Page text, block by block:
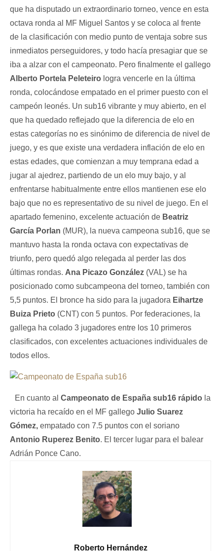
que ha disputado un extraordinario torneo, vence en esta
octava ronda al MF Miguel Santos y se coloca al frente
de la clasificación con medio punto de ventaja sobre sus
inmediatos perseguidores, y todo hacía presagiar que se
iba a alzar con el campeonato. Pero finalmente el gallego
Alberto Portela Peleteiro logra vencerle en la última
ronda, colocándose empatado en el primer puesto con el
campeón leonés. Un sub16 vibrante y muy abierto, en el
que ha quedado reflejado que la diferencia de elo en
estas categorías no es sinónimo de diferencia de nivel de
juego, y es que existe una verdadera inflación de elo en
estas edades, que comienzan a muy temprana edad a
jugar al ajedrez, partiendo de un elo muy bajo, y al
enfrentarse habitualmente entre ellos mantienen ese elo
bajo que no es representativo de su nivel de juego. En el
apartado femenino, excelente actuación de Beatriz
García Porlan (MUR), la nueva campeona sub16, que se
mantuvo hasta la ronda octava con expectativas de
triunfo, pero quedó algo relegada al perder las dos
últimas rondas. Ana Picazo González (VAL) se ha
posicionado como subcampeona del torneo, también con
5,5 puntos. El bronce ha sido para la jugadora Eihartze
Buiza Prieto (CNT) con 5 puntos. Por federaciones, la
gallega ha colado 3 jugadores entre los 10 primeros
clasificados, con excelentes actuaciones individuales de
todos ellos.
En cuanto al Campeonato de España sub16 rápido la
victoria ha recaído en el MF gallego Julio Suarez
Gómez, empatado con 7.5 puntos con el soriano
Antonio Ruperez Benito. El tercer lugar para el balear
Adrián Ponce Cano.
Roberto Hernández